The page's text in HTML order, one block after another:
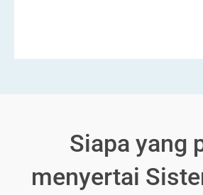
Siapa yang
menyertai